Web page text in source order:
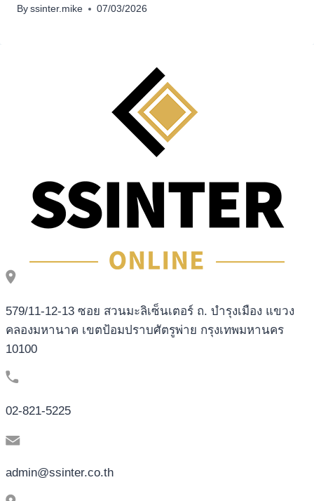
By ssinter.mike 07/03/2026
579/11-12-13 ซอย สวนมะลิเซ็นเตอร์ ถ. บำรุงเมือง แขวง
คลองมหานาค เขตป้อมปราบศัตรูพ่าย กรุงเทพมหานคร
10100
02-821-5225
admin@ssinter.co.th